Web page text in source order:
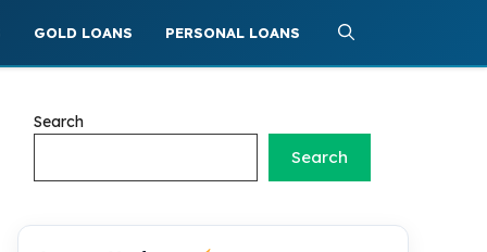
GOLD LOANS PERSONAL LOANS
Search
Search
Griha Sugam Yojana Apply Online: घर बनाने
40 प्रतिशत सब्सिडी
दुकानदारों को इस स्कीम के तहत मिलता है ₹50,000 का
लोन, कम ब्याज के साथ मिलती है 15% सब्सिडी
Scheme: श्रमिक मकान निर्माण लोन योजना से मजदुर